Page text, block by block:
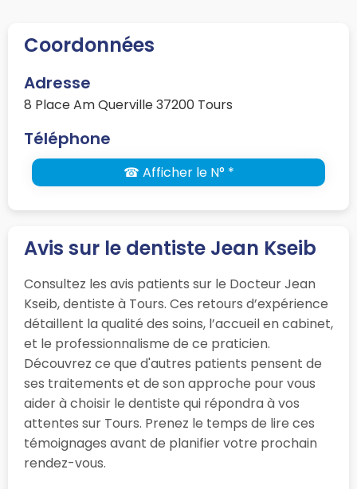
Coordonnées
Adresse
8 Place Am Querville 37200 Tours
Téléphone
☎ Afficher le N° *
Avis sur le dentiste Jean Kseib
Consultez les avis patients sur le Docteur Jean
Kseib, dentiste à Tours. Ces retours d’expérience
détaillent la qualité des soins, l’accueil en cabinet,
et le professionnalisme de ce praticien.
Découvrez ce que d'autres patients pensent de
ses traitements et de son approche pour vous
aider à choisir le dentiste qui répondra à vos
attentes sur Tours. Prenez le temps de lire ces
témoignages avant de planifier votre prochain
rendez-vous.